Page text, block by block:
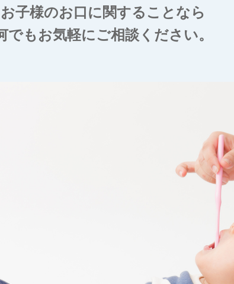
お子様のお口に関することなら
でもお気軽にご相談ください。